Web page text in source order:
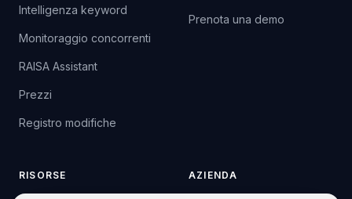
Intelligenza keyword
Monitoraggio concorrenti
RAISA Assistant
Prezzi
Registro modifiche
Prenota una demo
RISORSE AZIENDA